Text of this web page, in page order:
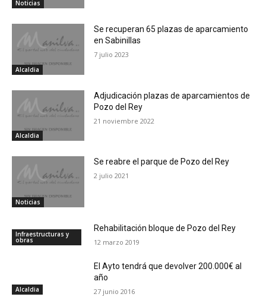
Noticias
Alcaldia
Se recuperan 65 plazas de aparcamiento
en Sabinillas
7 julio 2023
Alcaldia
Adjudicación plazas de aparcamientos de
Pozo del Rey
21 noviembre 2022
Noticias
Se reabre el parque de Pozo del Rey
2 julio 2021
Infraestructuras y
obras
Rehabilitación bloque de Pozo del Rey
12 marzo 2019
Alcaldia
El Ayto tendrá que devolver 200.000€ al
año
27 junio 2016